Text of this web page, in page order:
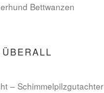
Bettwanzen
– Schimmelpilzgutachter